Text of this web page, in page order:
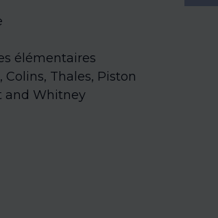
élémentaires
Colins, Thales, Piston
and Whitney